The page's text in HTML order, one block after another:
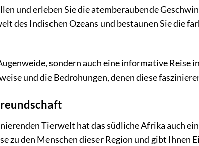
und erleben Sie die atemberaubende
des Indischen Ozeans und bestaunen Sie die
sondern auch eine informative Reise
und die Bedrohungen, denen diese
Tierwelt hat das südliche Afrika auch
zu den Menschen dieser Region und gibt Ihnen